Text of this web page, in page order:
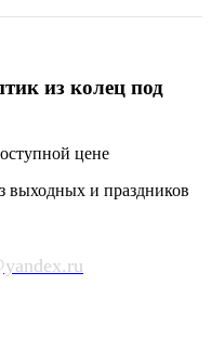
из колец под
цене
выходных и праздников